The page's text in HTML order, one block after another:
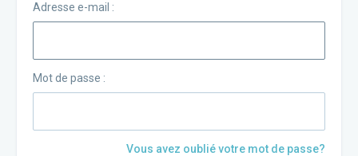
Adresse e-mail :
Mot de passe :
Vous avez oublié votre mot de passe?